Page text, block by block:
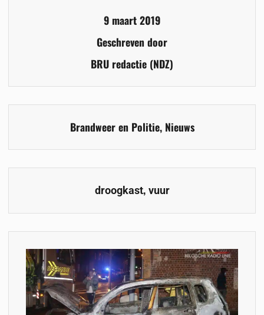
9 maart 2019
Geschreven door
BRU redactie (NDZ)
Brandweer en Politie, Nieuws
droogkast, vuur